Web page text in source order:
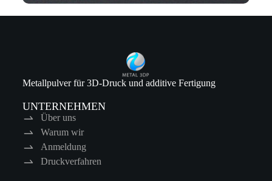
Metallpulver für 3D-Druck und additive Fertigung
UNTERNEHMEN
Über uns
Warum wir
Anmeldung
Druckverfahren